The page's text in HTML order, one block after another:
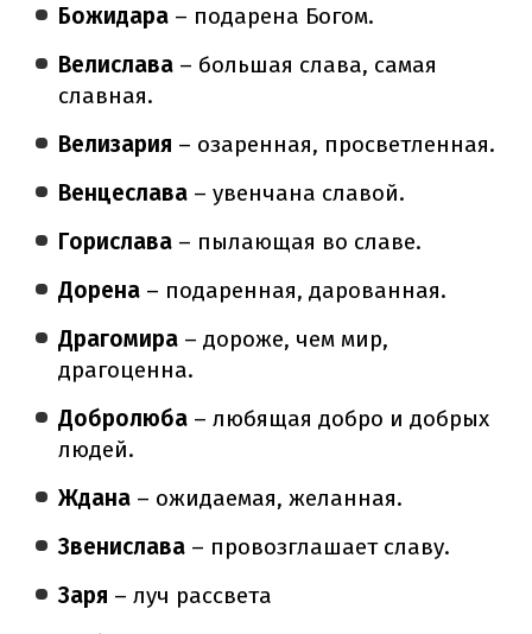
Божидара – подарена Богом.
Велислава – большая слава, самая
славная.
Велизария – озаренная, просветленная.
Венцеслава – увенчана славой.
Горислава – пылающая во славе.
Дорена – подаренная, дарованная.
Драгомира – дороже, чем мир,
драгоценна.
Добролюба – любящая добро и добрых
людей.
Ждана – ожидаемая, желанная.
Звенислава – провозглашает славу.
Заря – луч рассвета